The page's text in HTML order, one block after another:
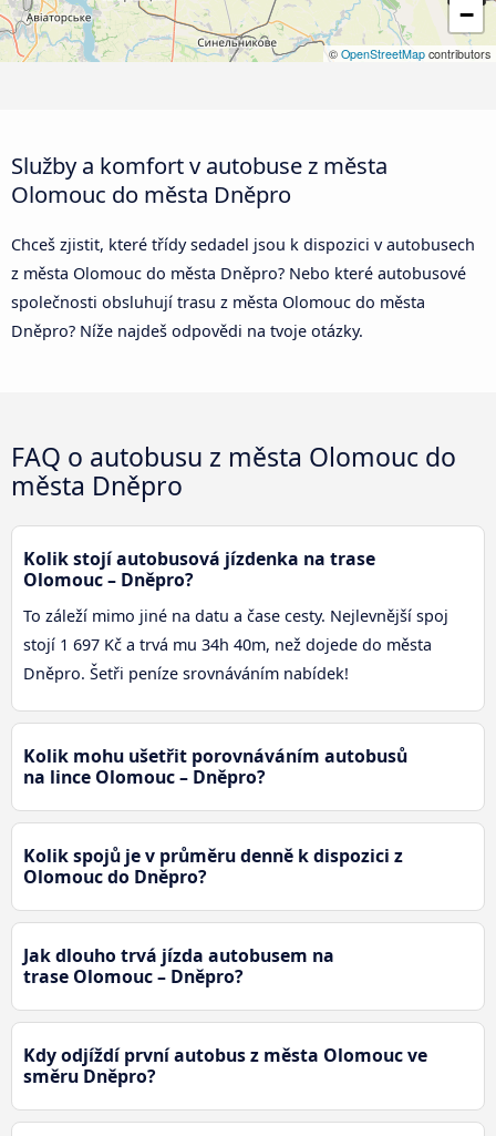
−
© OpenStreetMap contributors
Služby a komfort v autobuse z města
Olomouc do města Dněpro
Chceš zjistit, které třídy sedadel jsou k dispozici v autobusech
z města Olomouc do města Dněpro? Nebo které autobusové
společnosti obsluhují trasu z města Olomouc do města
Dněpro? Níže najdeš odpovědi na tvoje otázky.
FAQ o autobusu z města Olomouc do
města Dněpro
Kolik stojí autobusová jízdenka na trase
Olomouc – Dněpro?
To záleží mimo jiné na datu a čase cesty. Nejlevnější spoj
stojí 1 697 Kč a trvá mu 34h 40m, než dojede do města
Dněpro. Šetři peníze srovnáváním nabídek!
Kolik mohu ušetřit porovnáváním autobusů
na lince Olomouc – Dněpro?
Kolik spojů je v průměru denně k dispozici z
Olomouc do Dněpro?
Jak dlouho trvá jízda autobusem na
trase Olomouc – Dněpro?
Kdy odjíždí první autobus z města Olomouc ve
směru Dněpro?